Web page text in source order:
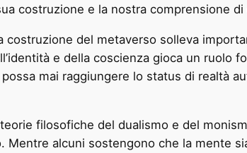
costruzione e la nostra comprensione
costruzione del metaverso solleva
e della coscienza gioca un ruolo
mai raggiungere lo status di realtà
filosofiche del dualismo e del
Mentre alcuni sostengono che la mente